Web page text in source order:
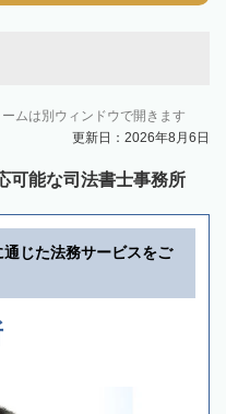
ムは別ウィンドウで開きます
更新日：2026年8月6日
可能な司法書士事務所
通じた法務サービスをご